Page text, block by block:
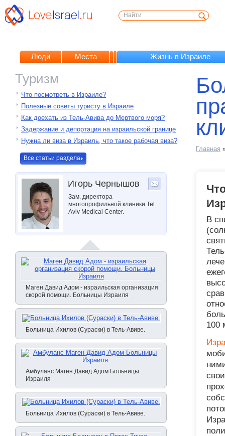
Люди Места Жизнь в Израиле
Туризм
Что посмотреть в Израиле?
Полезные советы туристу в Израиле
Как доехать из Тель-Авива до Мертвого моря?
Задержание и депортация на израильской границе
Нужна ли виза в Израиль, что такое рабочая виза?
Все статьи раздела
Игорь Чернышов
Зам. директора
многопрофильной клиники Tel
Aviv Medical Center.
Маген Давид Адом - израильская организация
скорой помощи. Больницы Израиля
Больница Ихилов (Сураски) в Тель-Авиве.
Амбуланс Маген Давид Адом Больницы
Израиля
Больница Ихилов (Сураски) в Тель-Авиве.
Главная
В
100